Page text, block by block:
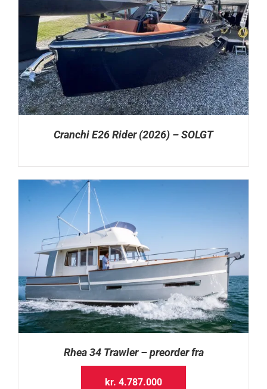
Cranchi E26 Rider (2026) – SOLGT
Rhea 34 Trawler – preorder fra
kr. 4.787.000